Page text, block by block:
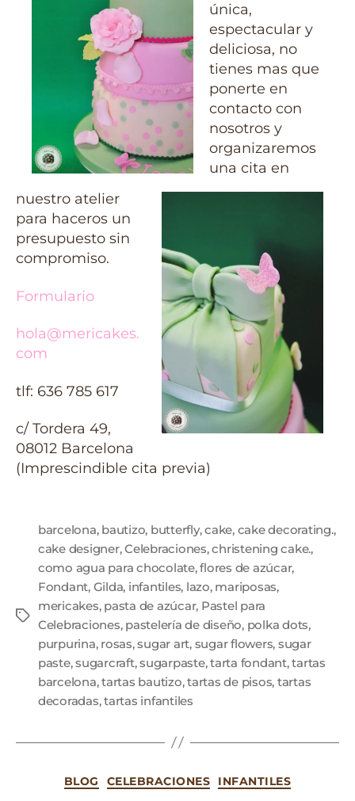
única,
espectacular y
deliciosa, no
tienes mas que
ponerte en
contacto con
nosotros y
organizaremos
una cita en
nuestro atelier
para haceros un
presupuesto sin
compromiso.
Formulario
hola@mericakes.
com
tlf: 636 785 617
c/ Tordera 49,
08012 Barcelona
(Imprescindible cita previa)
barcelona, bautizo, butterfly,cake, cake decorating.,
cake designer,Celebraciones,christening cake.,
como agua para chocolate,flores de azúcar,
Fondant, Gilda, infantiles, lazo, mariposas,
mericakes, pasta de azúcar, Pastel para
Celebraciones, pastelería de diseño, polka dots,
purpurina, rosas,sugar art, sugar flowers, sugar
paste,sugarcraft,sugarpaste,tarta fondant,tartas
barcelona,tartas bautizo,tartas de pisos, tartas
decoradas,tartas infantiles
BLOG CELEBRACIONES INFANTILES